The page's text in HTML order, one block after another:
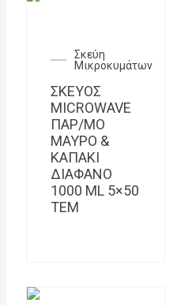
Σκεύη
Μικροκυμάτων
ΣΚΕΥΟΣ
MICROWAVE
ΠΑΡ/ΜΟ
ΜΑΥΡΟ &
ΚΑΠΑΚΙ
ΔΙΑΦΑΝΟ
1000 ML 5×50
TEM